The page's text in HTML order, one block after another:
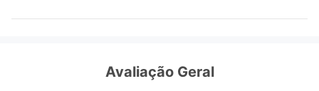
Avaliação Geral